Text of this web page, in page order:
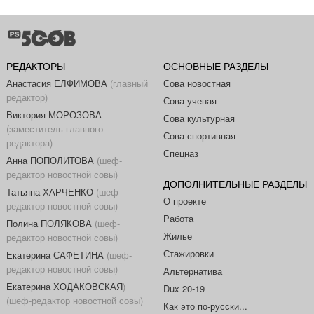
РЕДАКТОРЫ
Анастасия ЕЛФИМОВА(главный
редактор)
Виктория МОРОЗОВА
(заместитель главного
редактора)
Анна ПОПОЛИТОВА(шеф-
редактор новостной совы)
Татьяна ХАРЧЕНКО(шеф-
редактор новостной совы)
Полина ПОЛЯКОВА(шеф-
редактор новостной совы)
Екатерина САФЕТИНА(шеф-
редактор новостной совы)
Екатерина ХОДАКОВСКАЯ)
(шеф-редактор новостной совы)
ОСНОВНЫЕ РАЗДЕЛЫ
Сова новостная
Сова ученая
Сова культурная
Сова спортивная
Спецназ
ДОПОЛНИТЕЛЬНЫЕ РАЗДЕЛЫ
О проекте
Работа
Жилье
Стажировки
Альтернатива
Dux 20-19
Как это по-русски...